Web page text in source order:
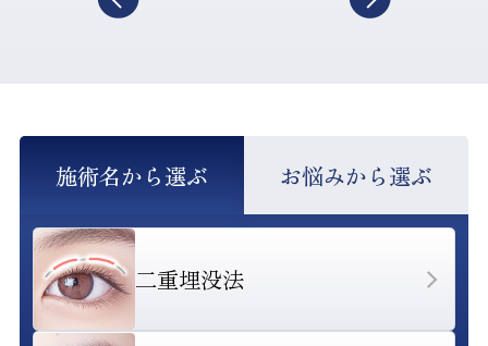
施術名から選ぶ お悩みから選ぶ
二重埋没法